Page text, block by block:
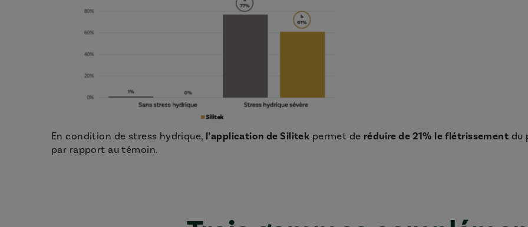
En condition de stress hydrique, l’application de Silitek permet de réduire de 21% le flétrissement du
par rapport au témoin.